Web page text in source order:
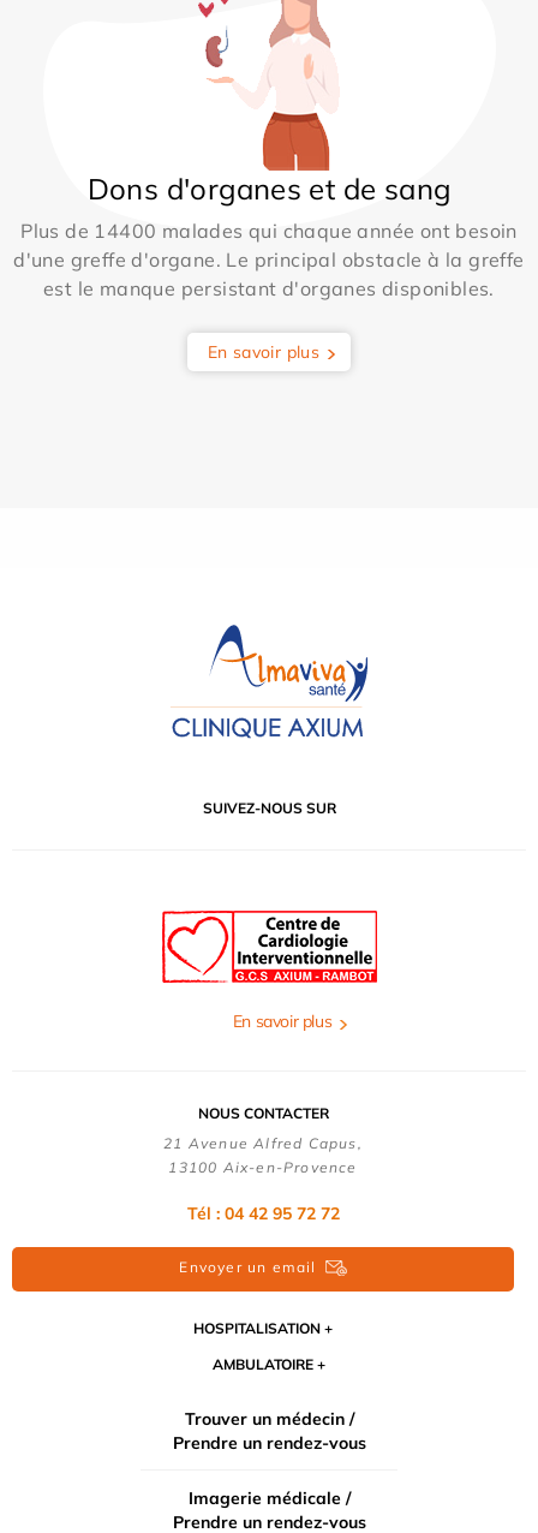
Dons d'organes et de sang
Plus de 14400 malades qui chaque année ont besoin
d'une greffe d'organe. Le principal obstacle à la greffe
est le manque persistant d'organes disponibles.
En savoir plus
SUIVEZ-NOUS SUR
En savoir plus
NOUS CONTACTER
21 Avenue Alfred Capus,
13100 Aix-en-Provence
Tél : 04 42 95 72 72
Envoyer un email
HOSPITALISATION
AMBULATOIRE
Trouver un médecin /
Prendre un rendez-vous
Imagerie médicale /
Prendre un rendez-vous